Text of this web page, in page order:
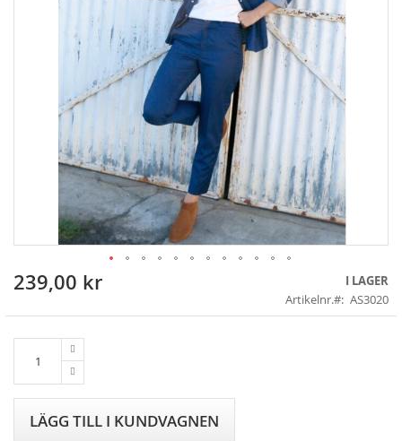
Skip
the
239,00 kr
I LAGER
Artikelnr.
AS3020
LÄGG TILL I KUNDVAGNEN